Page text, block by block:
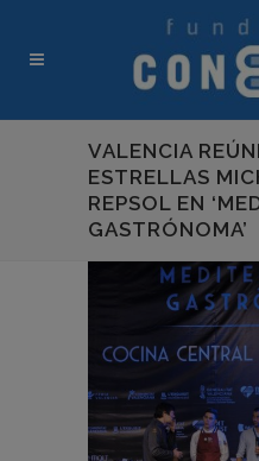
VALENCIA
ESTRELLAS
REPSOL EN
GASTRÓNOMA’